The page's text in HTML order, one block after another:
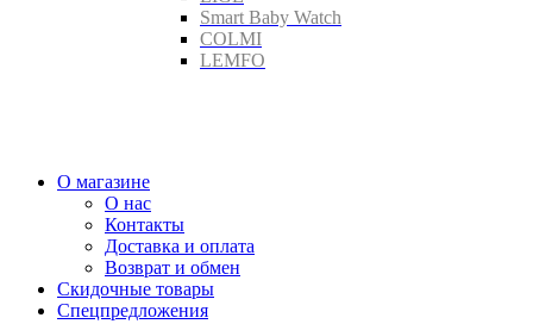
Smart Baby Watch
COLMI
LEMFO
О магазине
О нас
Контакты
Доставка и оплата
Возврат и обмен
Скидочные товары
Спецпредложения